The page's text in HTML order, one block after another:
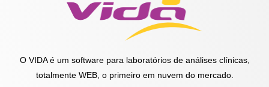
O VIDA é um software para laboratórios de análises clínicas,
totalmente WEB, o primeiro em nuvem do mercado.